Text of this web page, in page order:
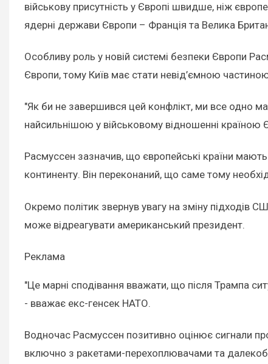
військову присутність у Європі швидше, ніж
ядерні держави Європи – Франція та Велика
Особливу роль у новій системі безпеки Європи
Європи, тому Київ має стати невід’ємною
"Як би не завершився цей конфлікт, ми все одно
найсильнішою у військовому відношенні країною
Расмуссен зазначив, що європейські країни
континенту. Він переконаний, що саме тому
Окремо політик звернув увагу на зміну підходів
може відреагувати американський президент.
Реклама
"Це марні сподівання вважати, що після Трампа
- вважає екс-генсек НАТО.
Водночас Расмуссен позитивно оцінює сигнали
включно з ракетами-перехоплювачами та